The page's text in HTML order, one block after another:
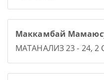
Маккамбай
МАТАНАЛИЗ 23 - 24, 2